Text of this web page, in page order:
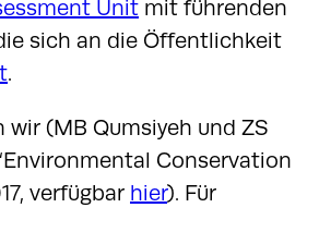
Unit mit führenden
sich an die Öffentlichkeit
.
(MB Qumsiyeh und ZS
Conservation
verfügbar hier). Für